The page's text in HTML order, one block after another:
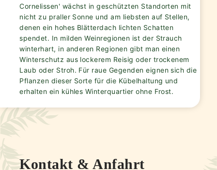
Cornelissen' wächst in geschützten Standorten mit
nicht zu praller Sonne und am liebsten auf Stellen,
denen ein hohes Blätterdach lichten Schatten
spendet. In milden Weinregionen ist der Strauch
winterhart, in anderen Regionen gibt man einen
Winterschutz aus lockerem Reisig oder trockenem
Laub oder Stroh. Für raue Gegenden eignen sich die
Pflanzen dieser Sorte für die Kübelhaltung und
erhalten ein kühles Winterquartier ohne Frost.
Kontakt & Anfahrt